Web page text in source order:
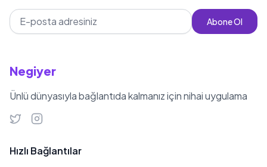
Abone Ol
Negiyer
Ünlü dünyasıyla bağlantıda kalmanız için nihai uygulama
Hızlı Bağlantılar